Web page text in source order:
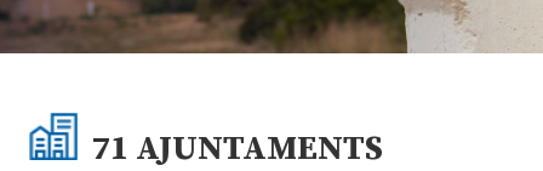
71 AJUNTAMENTS